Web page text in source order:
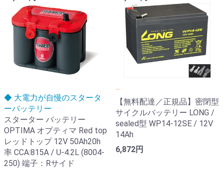
◆ 大電力が自慢のスタータ
ーバッテリー
スターター バッテリー
OPTIMA オプティマ Red top
レッドトップ 12V 50Ah20h
率 CCA:815A / U-4.2L (8004-
250) 端子：Rサイド
...
【無料配達／正規品】密閉型
サイクルバッテリー LONG /
sealed型 WP14-12SE / 12V
14Ah
6,872円